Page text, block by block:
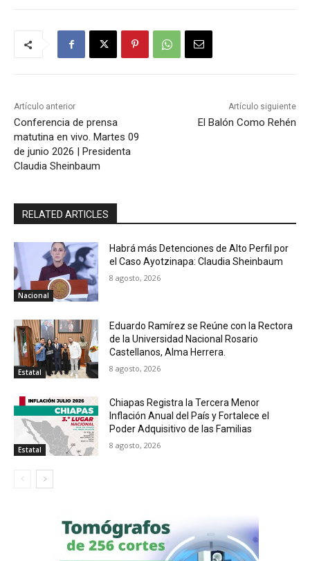
Artículo anterior
Conferencia de prensa
matutina en vivo. Martes 09
de junio 2026 | Presidenta
Claudia Sheinbaum
Artículo siguiente
El Balón Como Rehén
RELATED ARTICLES
Nacional
Habrá más Detenciones de Alto Perfil por
el Caso Ayotzinapa: Claudia Sheinbaum
8 agosto, 2026
Estatal
Eduardo Ramírez se Reúne con la Rectora
de la Universidad Nacional Rosario
Castellanos, Alma Herrera.
8 agosto, 2026
Estatal
Chiapas Registra la Tercera Menor
Inflación Anual del País y Fortalece el
Poder Adquisitivo de las Familias
8 agosto, 2026